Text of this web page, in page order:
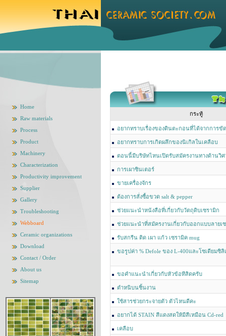
Home
Raw materials
Process
Product
Machinery
Characterization
Productivity improvement
Supplier
Gallery
Troubleshooting
Webboard
Ceramic organizations
Download
Contact / Order
About us
Sitemap
กระทู้
อยากทราบเรื่องของดินตะกอนที่ได้จากการขั
อยากทราบการเกิดผลึกของนิเกิลในเคลือบ
ตอนนี้มีบริษัทไหนเปิดรับสมัครงานทางด้านวิศ
การเผาซินเตอร์
ขายเครื่องจักร
ต้องการสั่งซื้อขวด salt & pepper
ช่วยแนะนำหนังสือที่เกี่ยวกับวัตถุดิบเซรามิก
ช่วยแนะนำที่สมัครงานเกี่ยวกับออกแบบลายเ
กรุงเทพนะค่ะ
รับสกรีน ติด เผา แก้ว เซรามิค mug
ขอรูปค่า % Defole ของ L-400และโซเดียมซิลิ
ขอคำแนะนำเกี่ยวกับหัวข้อทีสิดครับ
ตำหนิบนชิ้นงาน
ใช้สารช่วยกระจายตัว ตัวไหนดีคะ
อยากได้ STAIN สีแดงสดให้มีสีเหมือน Cd-red
เคลือบ